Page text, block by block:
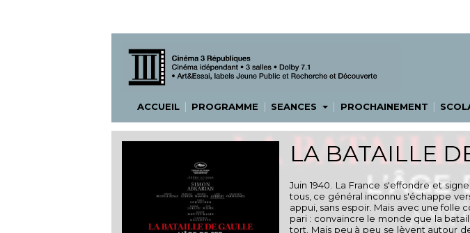
ACCUEIL | PROGRAMME | SEANCES | PROCHAINEMENT |
LA BATAILLE
Juin 1940. La France s'effondre et
tous, ce général inconnu s'échappe
appui, sans espoir. Mais avec une folle
pari : convaincre le monde que la
tort. Mais peu à peu se lèvent autour